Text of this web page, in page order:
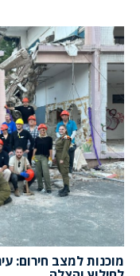
מוכנות למצב חירום: